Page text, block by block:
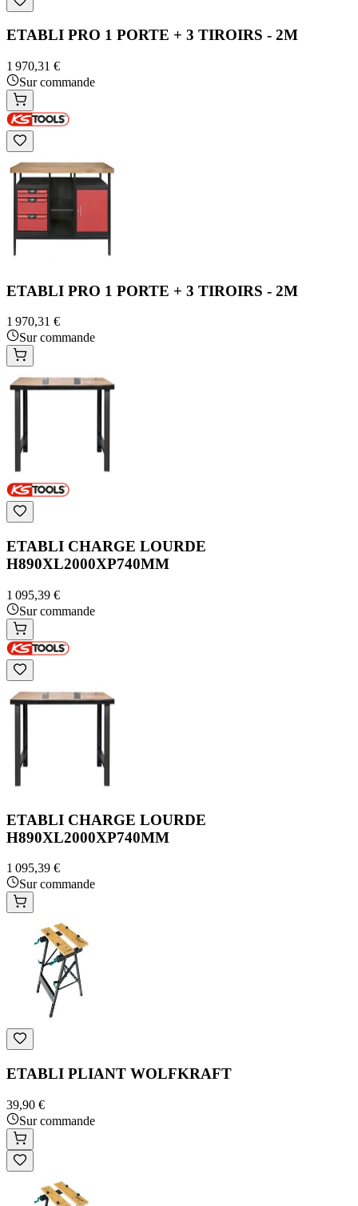
ETABLI PRO 1 PORTE + 3 TIROIRS - 2M
1 970,31 €
Sur commande
ETABLI PRO 1 PORTE + 3 TIROIRS - 2M
1 970,31 €
Sur commande
ETABLI CHARGE LOURDE
H890XL2000XP740MM
1 095,39 €
Sur commande
ETABLI CHARGE LOURDE
H890XL2000XP740MM
1 095,39 €
Sur commande
ETABLI PLIANT WOLFKRAFT
39,90 €
Sur commande